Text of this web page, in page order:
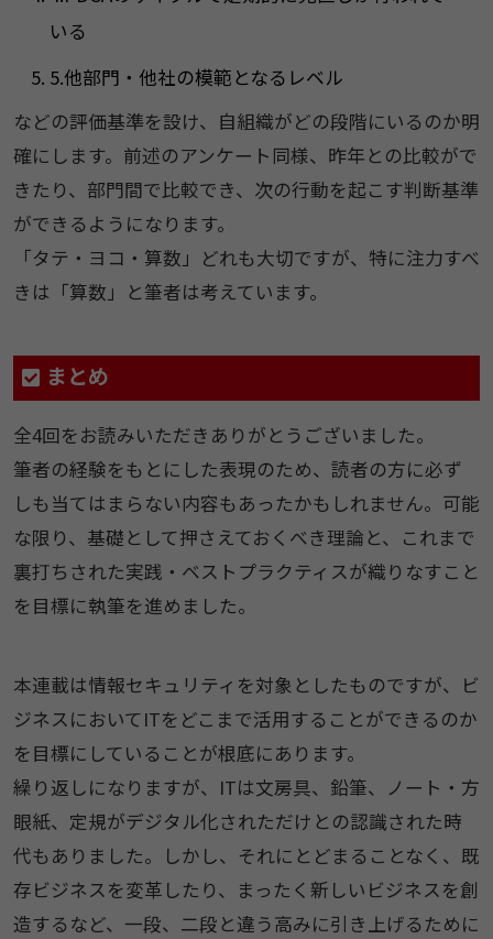
いる
5.他部門・他社の模範となるレベル
などの評価基準を設け、自組織がどの段階にいるのか明
確にします。前述のアンケート同様、昨年との比較がで
きたり、部門間で比較でき、次の行動を起こす判断基準
ができるようになります。
「タテ・ヨコ・算数」どれも大切ですが、特に注力すべ
きは「算数」と筆者は考えています。
まとめ
全4回をお読みいただきありがとうございました。
筆者の経験をもとにした表現のため、読者の方に必ず
しも当てはまらない内容もあったかもしれません。可能
な限り、基礎として押さえておくべき理論と、これまで
裏打ちされた実践・ベストプラクティスが織りなすこと
を目標に執筆を進めました。
本連載は情報セキュリティを対象としたものですが、ビ
ジネスにおいてITをどこまで活用することができるのか
を目標にしていることが根底にあります。
繰り返しになりますが、ITは文房具、鉛筆、ノート・方
眼紙、定規がデジタル化されただけとの認識された時
代もありました。しかし、それにとどまることなく、既
存ビジネスを変革したり、まったく新しいビジネスを創
造するなど、一段、二段と違う高みに引き上げるために